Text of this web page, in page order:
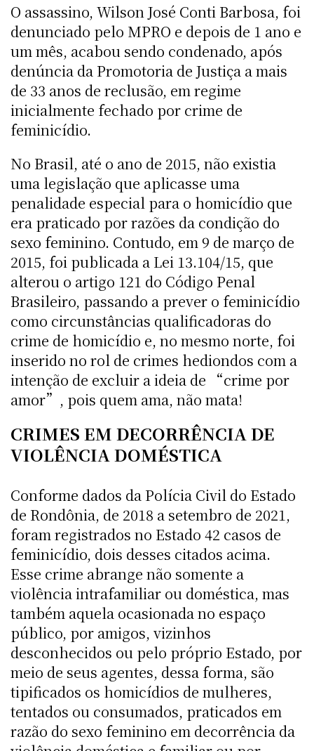
O assassino, Wilson José Conti Barbosa, foi
denunciado pelo MPRO e depois de 1 ano e
um mês, acabou sendo condenado, após
denúncia da Promotoria de Justiça a mais
de 33 anos de reclusão, em regime
inicialmente fechado por crime de
feminicídio.
No Brasil, até o ano de 2015, não existia
uma legislação que aplicasse uma
penalidade especial para o homicídio que
era praticado por razões da condição do
sexo feminino. Contudo, em 9 de março de
2015, foi publicada a Lei 13.104/15, que
alterou o artigo 121 do Código Penal
Brasileiro, passando a prever o feminicídio
como circunstâncias qualificadoras do
crime de homicídio e, no mesmo norte, foi
inserido no rol de crimes hediondos com a
intenção de excluir a ideia de “crime por
amor”, pois quem ama, não mata!
CRIMES EM DECORRÊNCIA DE
VIOLÊNCIA DOMÉSTICA
Conforme dados da Polícia Civil do Estado
de Rondônia, de 2018 a setembro de 2021,
foram registrados no Estado 42 casos de
feminicídio, dois desses citados acima.
Esse crime abrange não somente a
violência intrafamiliar ou doméstica, mas
também aquela ocasionada no espaço
público, por amigos, vizinhos
desconhecidos ou pelo próprio Estado, por
meio de seus agentes, dessa forma, são
tipificados os homicídios de mulheres,
tentados ou consumados, praticados em
razão do sexo feminino em decorrência da